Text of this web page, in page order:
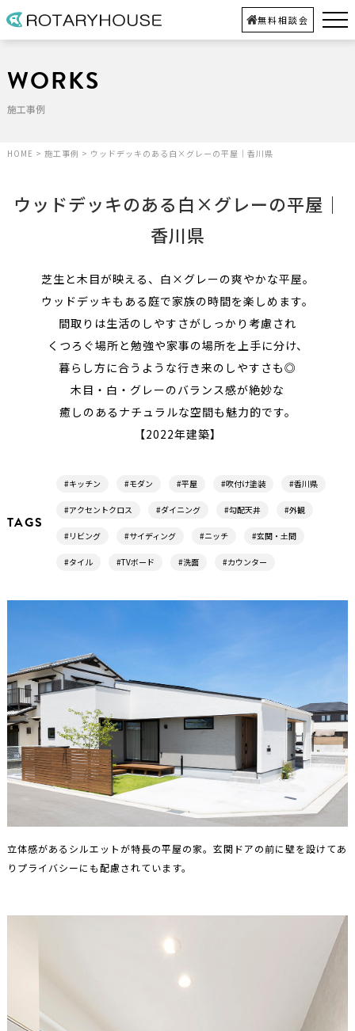
無料相談会
WORKS
施工事例
HOME > 施工事例 > ウッドデッキのある白×グレーの平屋｜香川県
ウッドデッキのある白×グレーの平屋｜
香川県
芝生と木目が映える、白×グレーの爽やかな平屋。
ウッドデッキもある庭で家族の時間を楽しめます。
間取りは生活のしやすさがしっかり考慮され
くつろぐ場所と勉強や家事の場所を上手に分け、
暮らし方に合うような行き来のしやすさも◎
木目・白・グレーのバランス感が絶妙な
癒しのあるナチュラルな空間も魅力的です。
【2022年建築】
TAGS
#キッチン #モダン #平屋 #吹付け塗装 #香川県
#アクセントクロス #ダイニング #勾配天井 #外観
#リビング #サイディング #ニッチ #玄関・土間
#タイル #TVボード #洗面 #カウンター
立体感があるシルエットが特長の平屋の家。玄関ドアの前に壁を設けてあ
りプライバシーにも配慮されています。